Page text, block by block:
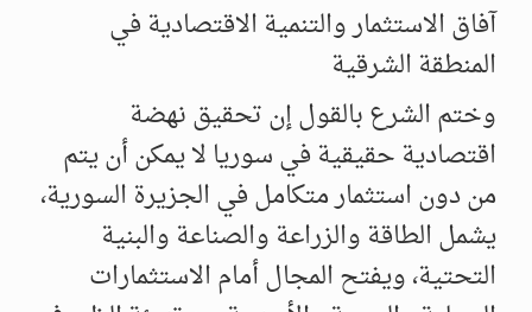
آفاق الاستثمار والتنمية الاقتصادية في
المنطقة الشرقية
وختم الشرع بالقول إن تحقيق نهضة
اقتصادية حقيقية في سوريا لا يمكن أن يتم
من دون استثمار متكامل في الجزيرة السورية،
يشمل الطاقة والزراعة والصناعة والبنية
التحتية، ويفتح المجال أمام الاستثمارات